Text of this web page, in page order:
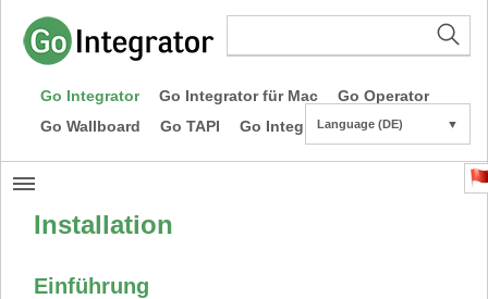
Go Integrator Go Integrator für Mac
Go Operator
Go Wallboard
Go TAPI Go Integrator CE
Language (DE) ▼
Installation
Einführung